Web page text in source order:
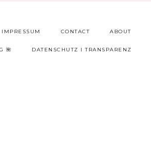
IMPRESSUM CONTACT ABOUT
🌺 DATENSCHUTZ I TRANSPARENZ